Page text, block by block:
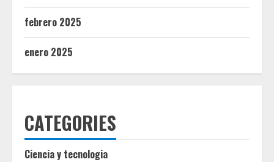
febrero 2025
enero 2025
CATEGORIES
Ciencia y tecnologia